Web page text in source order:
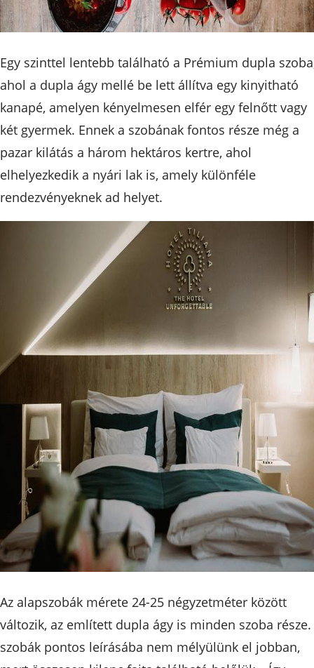
Egy szinttel lentebb található a Prémium dupla
ahol a dupla ágy mellé be lett állítva egy kinyitható
kanapé, amelyen kényelmesen elfér egy felnőtt vagy
két gyermek. Ennek a szobának fontos része még a
pazar kilátás a három hektáros kertre, ahol
elhelyezkedik a nyári lak is, amely különféle
rendezvényeknek ad helyet.
Az alapszobák mérete 24-25 négyzetméter között
változik, az említett dupla ágy is minden szoba része.
szobák pontos leírásába nem mélyülünk el jobban,